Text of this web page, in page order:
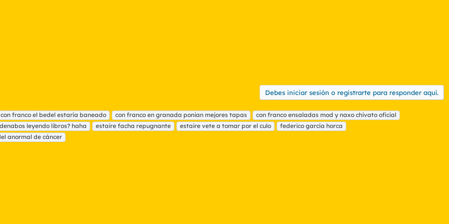
Debes iniciar sesión o registrarte para responder aquí.
con franco el bedel estaría baneado con franco en granada ponian mejores tapas
con franco ensaladas mod y naxo chivato oficial
leyendo libros? haha estaire facha repugnante estaire vete a tomar por el culo
federico garcía horca
anormal de cáncer